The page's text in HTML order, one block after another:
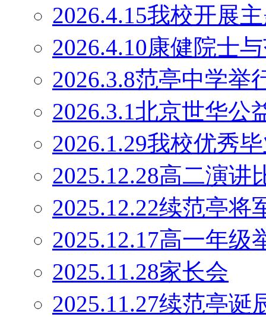
2026.4.15我校开展
2026.4.10康健院士
2026.3.8范亭中学举
2026.3.1北京世华公
2026.1.29我校优秀
2025.12.28高二演讲
2025.12.22续范亭将
2025.12.17高一年级
2025.11.28家长会
2025.11.27续范亭诞